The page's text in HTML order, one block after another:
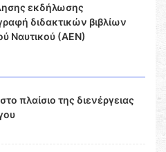
εκδήλωσης
διδακτικών βιβλίων
Ναυτικού (ΑΕΝ)
πλαίσιο της διενέργειας